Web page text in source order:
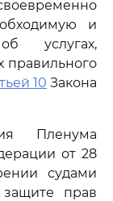
и
услугах,
правильного
10 Закона
Пленума
от 28
судами
прав